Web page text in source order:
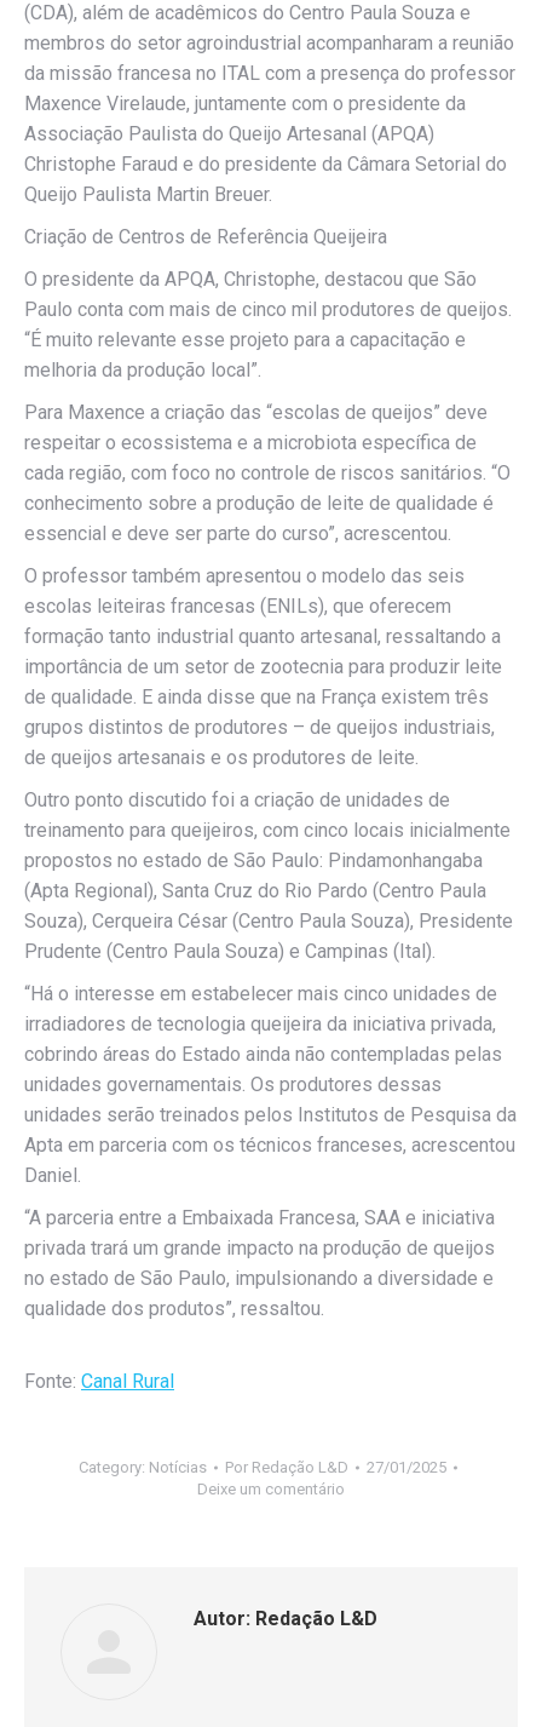
(CDA), além de acadêmicos do Centro Paula Souza e
membros do setor agroindustrial acompanharam a reunião
da missão francesa no ITAL com a presença do professor
Maxence Virelaude, juntamente com o presidente da
Associação Paulista do Queijo Artesanal (APQA)
Christophe Faraud e do presidente da Câmara Setorial do
Queijo Paulista Martin Breuer.
Criação de Centros de Referência Queijeira
O presidente da APQA, Christophe, destacou que São
Paulo conta com mais de cinco mil produtores de queijos.
“É muito relevante esse projeto para a capacitação e
melhoria da produção local”.
Para Maxence a criação das “escolas de queijos” deve
respeitar o ecossistema e a microbiota específica de
cada região, com foco no controle de riscos sanitários. “O
conhecimento sobre a produção de leite de qualidade é
essencial e deve ser parte do curso”, acrescentou.
O professor também apresentou o modelo das seis
escolas leiteiras francesas (ENILs), que oferecem
formação tanto industrial quanto artesanal, ressaltando a
importância de um setor de zootecnia para produzir leite
de qualidade. E ainda disse que na França existem três
grupos distintos de produtores – de queijos industriais,
de queijos artesanais e os produtores de leite.
Outro ponto discutido foi a criação de unidades de
treinamento para queijeiros, com cinco locais inicialmente
propostos no estado de São Paulo: Pindamonhangaba
(Apta Regional), Santa Cruz do Rio Pardo (Centro Paula
Souza), Cerqueira César (Centro Paula Souza), Presidente
Prudente (Centro Paula Souza) e Campinas (Ital).
“Há o interesse em estabelecer mais cinco unidades de
irradiadores de tecnologia queijeira da iniciativa privada,
cobrindo áreas do Estado ainda não contempladas pelas
unidades governamentais. Os produtores dessas
unidades serão treinados pelos Institutos de Pesquisa da
Apta em parceria com os técnicos franceses, acrescentou
Daniel.
“A parceria entre a Embaixada Francesa, SAA e iniciativa
privada trará um grande impacto na produção de queijos
no estado de São Paulo, impulsionando a diversidade e
qualidade dos produtos”, ressaltou.
Fonte: Canal Rural
Category: Notícias Por Redação L&D
27/01/2025
Deixe um comentário
Autor: Redação L&D